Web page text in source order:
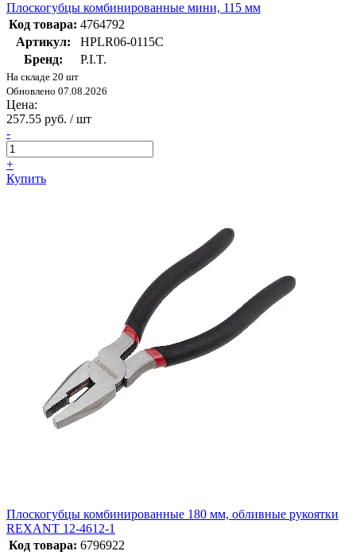
Плоскогубцы комбинированные мини, 115 мм
Код товара: 4764792
Артикул:
HPLR06-0115C
Бренд:
P.I.T.
На складе 20 шт
Обновлено 07.08.2026
Цена:
257.55 руб. / шт
-
+
Купить
Плоскогубцы комбинированные 180 мм, обливные рукоятки
REXANT 12-4612-1
Код товара: 6796922